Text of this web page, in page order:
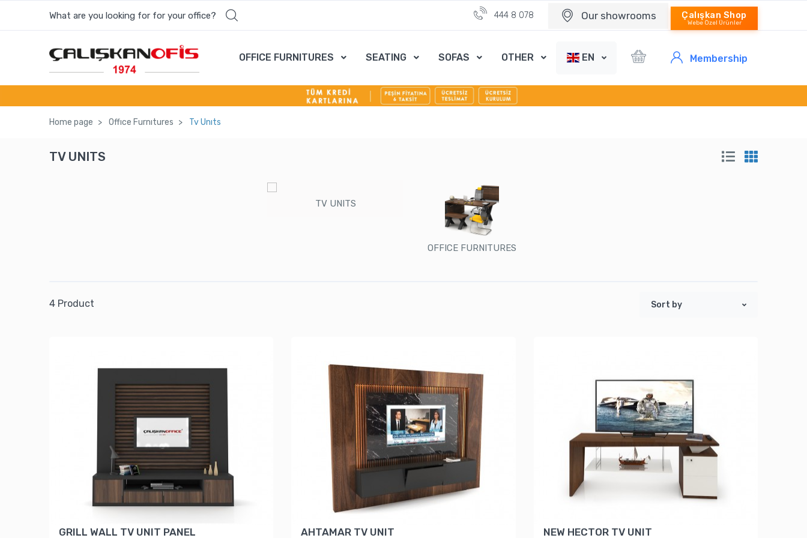
What are you looking for for your office? 444 8 078 Our showrooms Çalışkan Shop
Webe Özel Ürünler
OFFICE FURNITURES SEATING SOFAS OTHER EN Membership
Home page Offıce Furnıtures Tv Unıts
TV UNITS
TV UNITS
OFFICE FURNITURES
4 Product Sort by
GRILL WALL TV UNIT PANEL AHTAMAR TV UNIT NEW HECTOR TV UNIT